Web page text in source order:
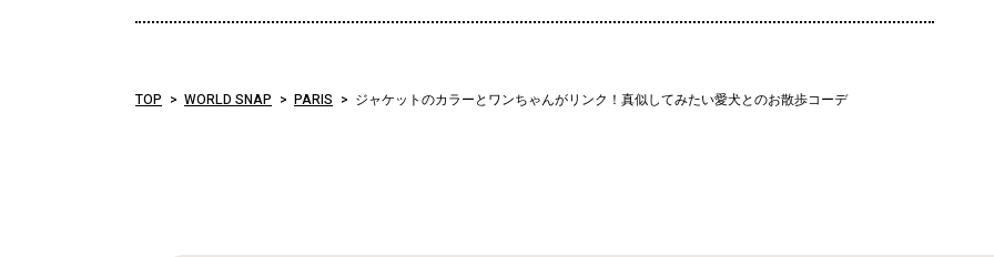
TOP WORLD SNAP PARIS ジャケットのカラーとワンちゃんがリンク！真似してみたい愛犬とのお散歩コーデ